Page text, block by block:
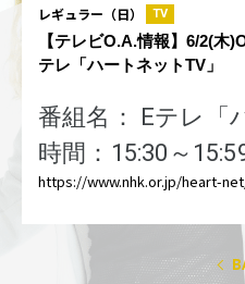
レギュラー（日）
TV
【テレビO.A.情報】6/2(
テレ「ハートネットTV」
番組名： Eテレ「
時間：15:30～
https://www.nhk.or.jp/heart-